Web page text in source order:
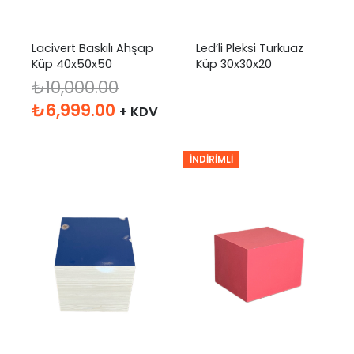
Lacivert Baskılı Ahşap
Küp 40x50x50
₺10,000.00
Orijinal
₺6,999.00 Şu
+ KDV
Led’li Pleksi Turkuaz
Küp 30x30x20
İNDIRIMLI